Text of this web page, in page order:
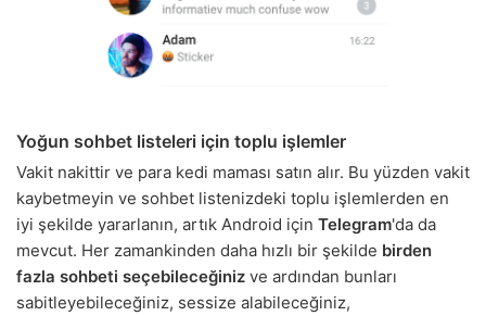
Yoğun sohbet listeleri için toplu işlemler
Vakit nakittir ve para kedi maması satın alır. Bu yüzden vakit
kaybetmeyin ve sohbet listenizdeki toplu işlemlerden en
iyi şekilde yararlanın, artık Android için Telegram'da da
mevcut. Her zamankinden daha hızlı bir şekilde birden
fazla sohbeti seçebileceğiniz ve ardından bunları
sabitleyebileceğiniz, sessize alabileceğiniz,